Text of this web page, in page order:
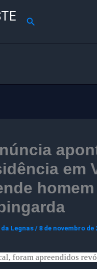
Pesquisar
em
da Legnas / 8 de novembro de
foram apreendidos